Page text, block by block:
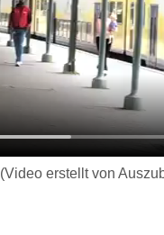
(Video erstellt von